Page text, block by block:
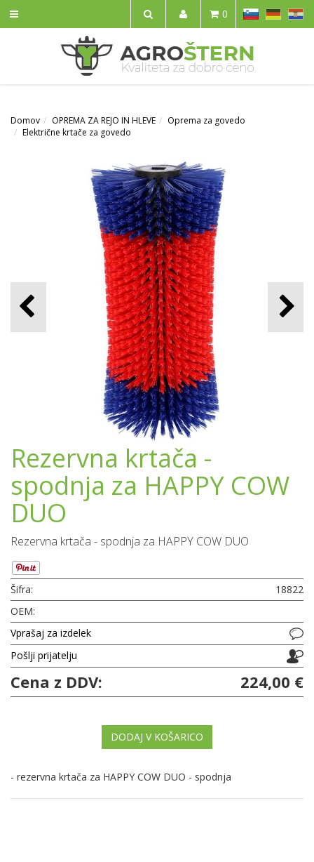
IŠČI
SL HR
0
Domov OPREMA ZA REJO IN HLEVE
Oprema za govedo
Električne krtače za govedo
Rezervna krtača -
spodnja za HAPPY COW
DUO
Rezervna krtača - spodnja za HAPPY COW DUO
Šifra:
18822
OEM:
Vprašaj za izdelek
Pošlji prijatelju
Cena z DDV: 224,00 €
DODAJ V KOŠARICO
- rezervna krtača za HAPPY COW DUO - spodnja